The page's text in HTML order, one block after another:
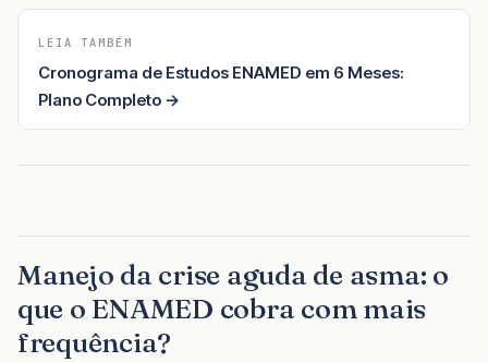
LEIA TAMBÉM
Cronograma de Estudos ENAMED em 6 Meses:
Plano Completo →
Manejo da crise aguda de asma: o
que o ENAMED cobra com mais
frequência?